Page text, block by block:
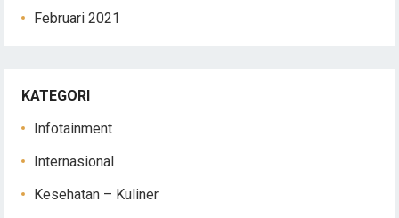
Februari 2021
KATEGORI
Infotainment
Internasional
Kesehatan – Kuliner